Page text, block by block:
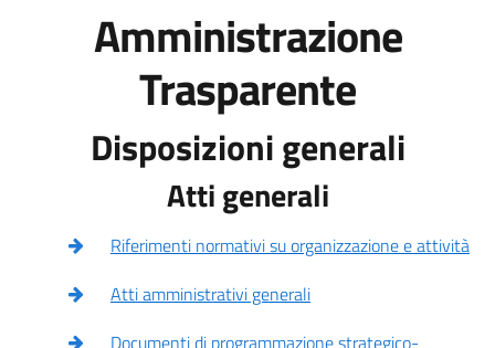
Amministrazione
Trasparente
Disposizioni generali
Atti generali
Riferimenti normativi su organizzazione e attività
Atti amministrativi generali
Documenti di programmazione strategico-